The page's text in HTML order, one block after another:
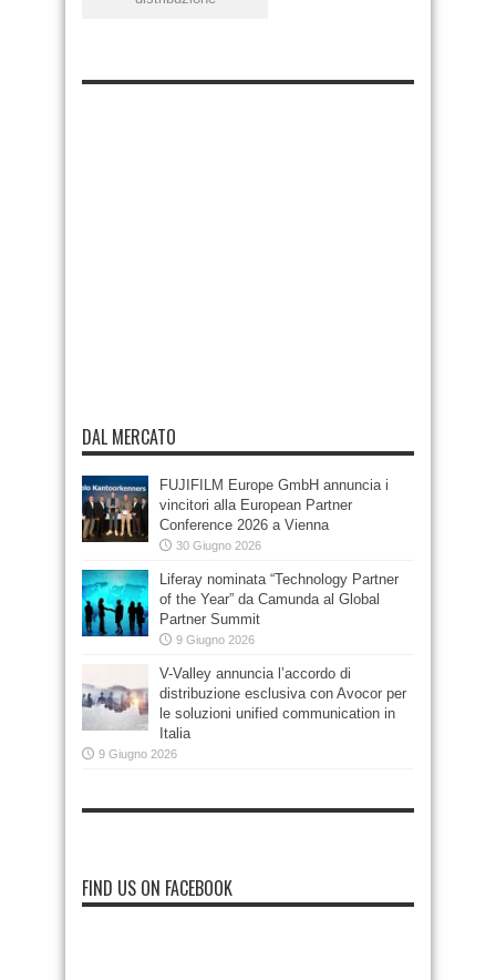
DAL MERCATO
FUJIFILM Europe GmbH annuncia i
vincitori alla European Partner
Conference 2026 a Vienna
30 Giugno 2026
Liferay nominata “Technology Partner
of the Year” da Camunda al Global
Partner Summit
9 Giugno 2026
V-Valley annuncia l’accordo di
distribuzione esclusiva con Avocor per
le soluzioni unified communication in
Italia
9 Giugno 2026
FIND US ON FACEBOOK